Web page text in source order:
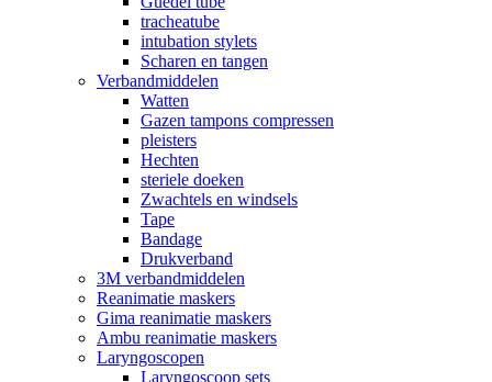
tracheatube
intubation stylets
Scharen en tangen
Verbandmiddelen
Watten
Gazen tampons compressen
pleisters
Hechten
steriele doeken
Zwachtels en windsels
Tape
Bandage
Drukverband
3M verbandmiddelen
Reanimatie maskers
Gima reanimatie maskers
Ambu reanimatie maskers
Laryngoscopen
Laryngoscoop sets